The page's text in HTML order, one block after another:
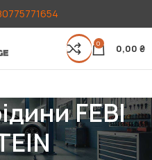
0 0,00 ₴
FEBI